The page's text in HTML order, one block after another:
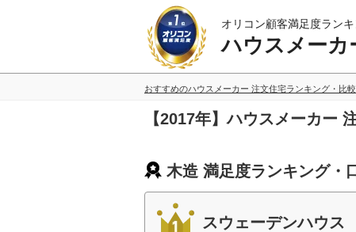
オリコン顧客満足度ラン
ハウスメーカ
おすすめのハウスメーカー 注文住宅ランキング・比較
【2017年】ハウスメーカー
木造 満足度ランキング・
スウェーデンハウス